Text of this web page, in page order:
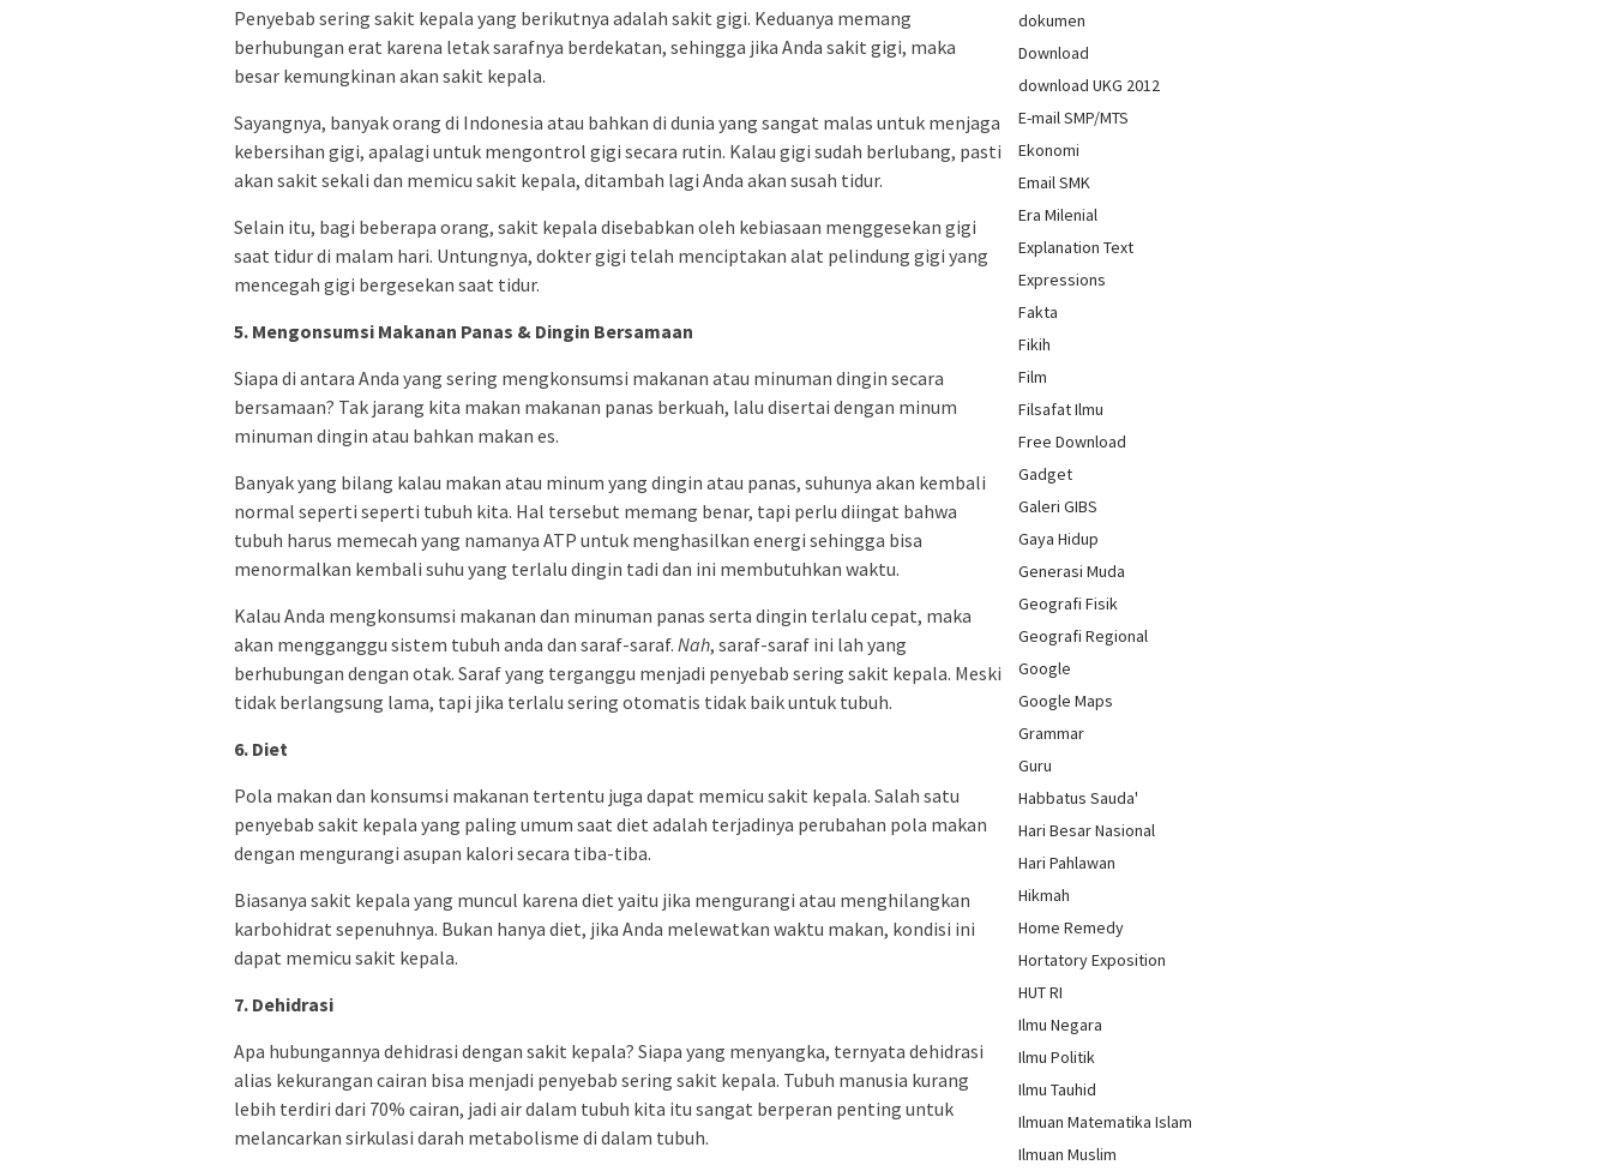
Penyebab sering sakit kepala yang berikutnya adalah sakit gigi. Keduanya memang
berhubungan erat karena letak sarafnya berdekatan, sehingga jika Anda sakit gigi, maka
besar kemungkinan akan sakit kepala.
Sayangnya, banyak orang di Indonesia atau bahkan di dunia yang sangat malas untuk menjaga
kebersihan gigi, apalagi untuk mengontrol gigi secara rutin. Kalau gigi sudah berlubang, pasti
akan sakit sekali dan memicu sakit kepala, ditambah lagi Anda akan susah tidur.
Selain itu, bagi beberapa orang, sakit kepala disebabkan oleh kebiasaan menggesekan gigi
saat tidur di malam hari. Untungnya, dokter gigi telah menciptakan alat pelindung gigi yang
mencegah gigi bergesekan saat tidur.
5. Mengonsumsi Makanan Panas & Dingin Bersamaan
Siapa di antara Anda yang sering mengkonsumsi makanan atau minuman dingin secara
bersamaan? Tak jarang kita makan makanan panas berkuah, lalu disertai dengan minum
minuman dingin atau bahkan makan es.
Banyak yang bilang kalau makan atau minum yang dingin atau panas, suhunya akan kembali
normal seperti seperti tubuh kita. Hal tersebut memang benar, tapi perlu diingat bahwa
tubuh harus memecah yang namanya ATP untuk menghasilkan energi sehingga bisa
menormalkan kembali suhu yang terlalu dingin tadi dan ini membutuhkan waktu.
Kalau Anda mengkonsumsi makanan dan minuman panas serta dingin terlalu cepat, maka
akan mengganggu sistem tubuh anda dan saraf-saraf. Nah, saraf-saraf ini lah yang
berhubungan dengan otak. Saraf yang terganggu menjadi penyebab sering sakit kepala. Meski
tidak berlangsung lama, tapi jika terlalu sering otomatis tidak baik untuk tubuh.
6. Diet
Pola makan dan konsumsi makanan tertentu juga dapat memicu sakit kepala. Salah satu
penyebab sakit kepala yang paling umum saat diet adalah terjadinya perubahan pola makan
dengan mengurangi asupan kalori secara tiba-tiba.
Biasanya sakit kepala yang muncul karena diet yaitu jika mengurangi atau menghilangkan
karbohidrat sepenuhnya. Bukan hanya diet, jika Anda melewatkan waktu makan, kondisi ini
dapat memicu sakit kepala.
7. Dehidrasi
Apa hubungannya dehidrasi dengan sakit kepala? Siapa yang menyangka, ternyata dehidrasi
alias kekurangan cairan bisa menjadi penyebab sering sakit kepala. Tubuh manusia kurang
lebih terdiri dari 70% cairan, jadi air dalam tubuh kita itu sangat berperan penting untuk
melancarkan sirkulasi darah metabolisme di dalam tubuh.
dokumen
Download
download UKG 2012
E-mail SMP/MTS
Ekonomi
Email SMK
Era Milenial
Explanation Text
Expressions
Fakta
Fikih
Film
Filsafat Ilmu
Free Download
Gadget
Galeri GIBS
Gaya Hidup
Generasi Muda
Geografi Fisik
Geografi Regional
Google
Google Maps
Grammar
Guru
Habbatus Sauda'
Hari Besar Nasional
Hari Pahlawan
Hikmah
Home Remedy
Hortatory Exposition
HUT RI
Ilmu Negara
Ilmu Politik
Ilmu Tauhid
Ilmuan Matematika Islam
Ilmuan Muslim